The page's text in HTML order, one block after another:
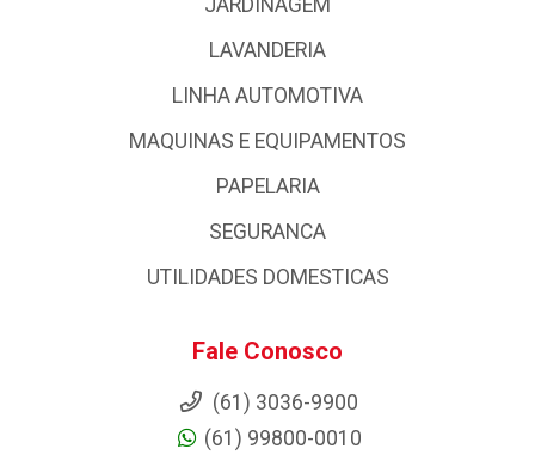
JARDINAGEM
LAVANDERIA
LINHA AUTOMOTIVA
MAQUINAS E EQUIPAMENTOS
PAPELARIA
SEGURANCA
UTILIDADES DOMESTICAS
Fale Conosco
(61) 3036-9900
(61) 99800-0010